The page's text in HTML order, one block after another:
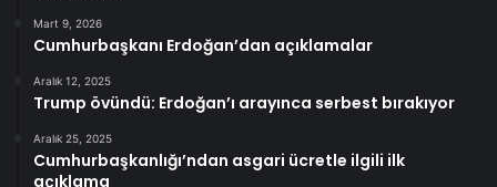
Mart 9, 2026
Cumhurbaşkanı Erdoğan’dan açıklamalar
Aralık 12, 2025
Trump övündü: Erdoğan’ı arayınca serbest bırakıyor
Aralık 25, 2025
Cumhurbaşkanlığı’ndan asgari ücretle ilgili ilk
açıklama